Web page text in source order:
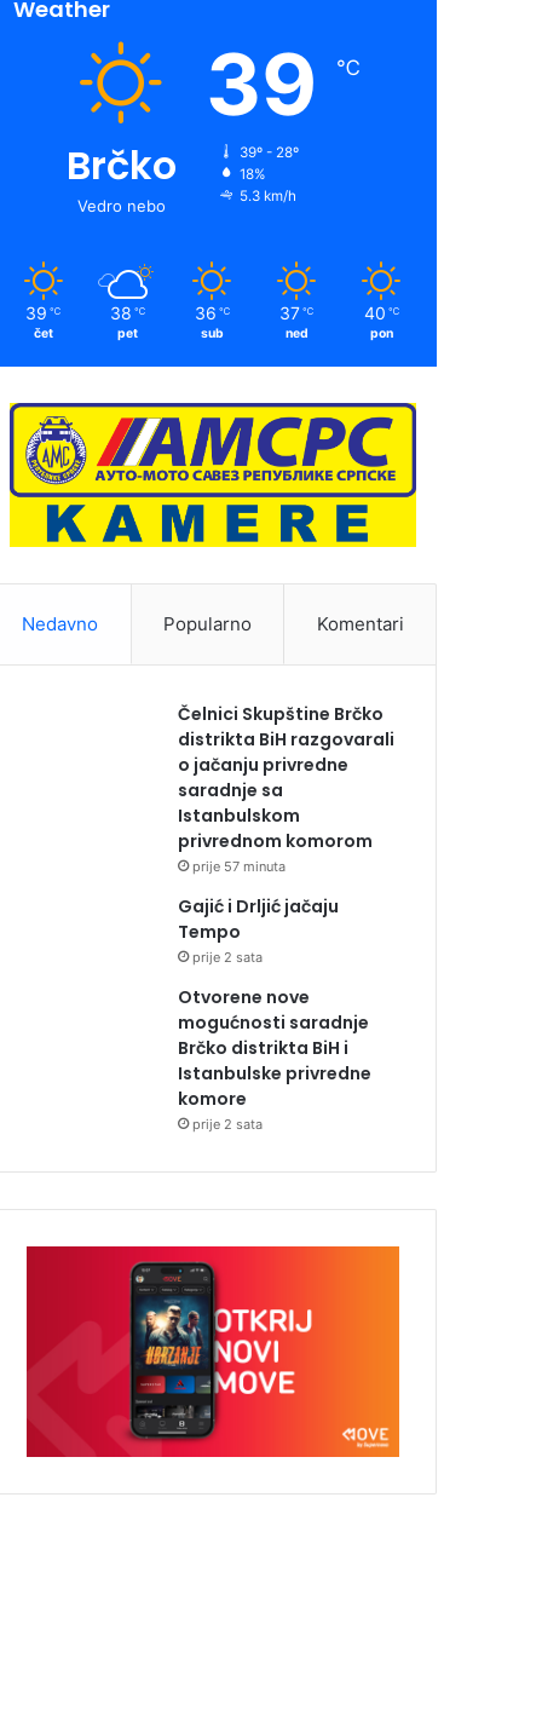
Weather
Brčko
Vedro nebo
39 ℃
39º - 28º
18%
5.3 km/h
39 ℃
čet
38 ℃
pet
36 ℃
sub
37 ℃
ned
40 ℃
pon
Nedavno Popularno Komentari
Čelnici Skupštine Brčko
distrikta BiH razgovarali
o jačanju privredne
saradnje sa
Istanbulskom
privrednom komorom
prije 57 minuta
Gajić i Drljić jačaju
Tempo
prije 2 sata
Otvorene nove
mogućnosti saradnje
Brčko distrikta BiH i
Istanbulske privredne
komore
prije 2 sata